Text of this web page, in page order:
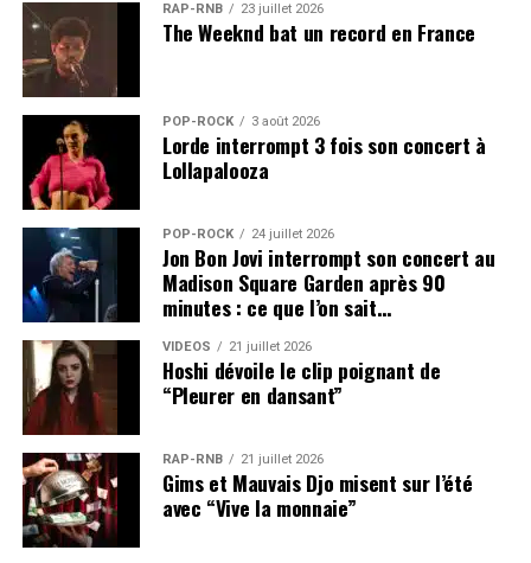
RAP-RNB 23 juillet 2026
The Weeknd bat un record en France
POP-ROCK 3 août 2026
Lorde interrompt 3 fois son concert à
Lollapalooza
POP-ROCK 24 juillet 2026
Jon Bon Jovi interrompt son concert au
Madison Square Garden après 90
minutes : ce que l’on sait…
VIDEOS 21 juillet 2026
Hoshi dévoile le clip poignant de
“Pleurer en dansant”
RAP-RNB 21 juillet 2026
Gims et Mauvais Djo misent sur l’été
avec “Vive la monnaie”